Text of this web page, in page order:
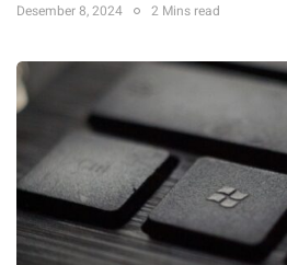
Desember 8, 2024 2 Mins read